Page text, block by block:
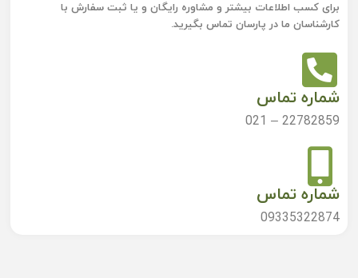
برای کسب اطلاعات بیشتر و مشاوره رایگان و یا ثبت سفارش با
کارشناسان ما در پارسان تماس بگیرید.
شماره تماس
22782859 – 021
شماره تماس
09335322874